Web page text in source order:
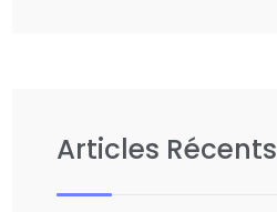
Articles Récents